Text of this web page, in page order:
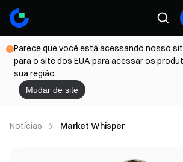
Parece que você está acessando nosso
para o site dos EUA para acessar os
sua região.
Mudar de site
Notícias Market Whisper